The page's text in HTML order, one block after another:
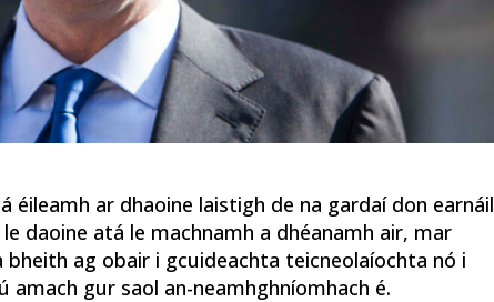
éileamh ar dhaoine laistigh de na gardaí don earnáil
daoine atá le machnamh a dhéanamh air, mar
bheith ag obair i gcuideachta teicneolaíochta nó i
gur saol an-neamhghníomhach é.